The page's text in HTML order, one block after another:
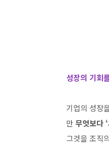
성장의 기회
기업의 성장
만 무엇보다
그것을 조직